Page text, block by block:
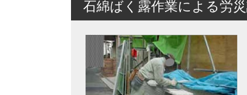
石綿ばく露作業による労